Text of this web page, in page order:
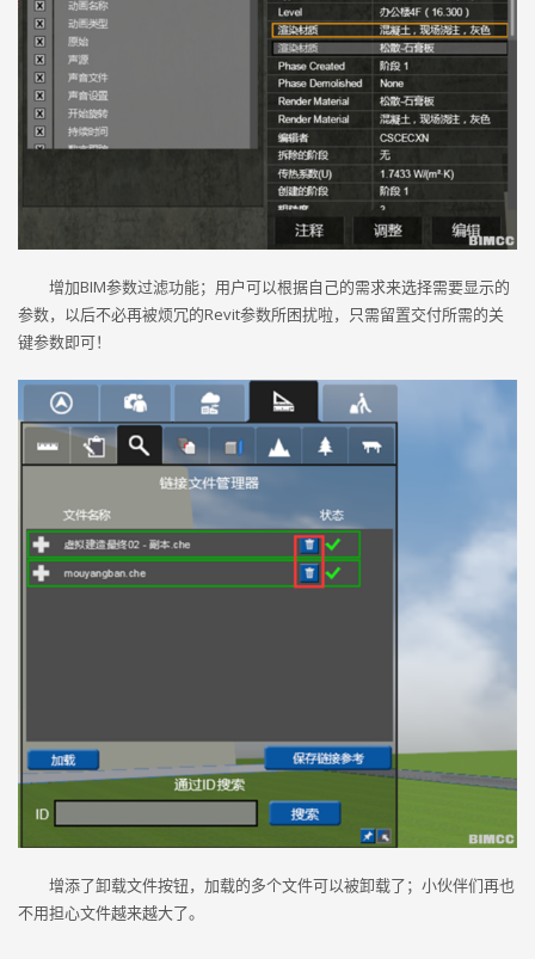
增加BIM参数过滤功能；用户可以根据自己的需求来选择需要显示的
参数，以后不必再被烦冗的Revit参数所困扰啦，只需留置交付所需的关
键参数即可！
增添了卸载文件按钮，加载的多个文件可以被卸载了；小伙伴们再也
不用担心文件越来越大了。